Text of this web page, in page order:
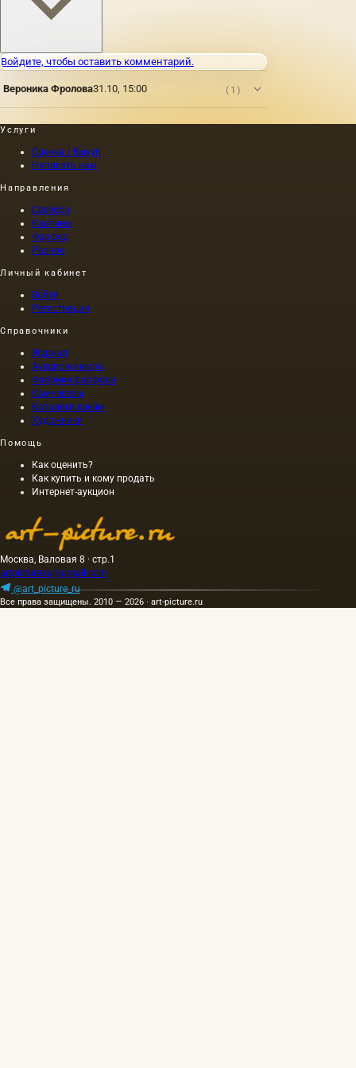
Войдите, чтобы оставить комментарий.
Вероника Фролова31.10, 15:00 (1)
Услуги
Оценка / Выкуп
Написать нам
Направления
Серебро
Картины
Фарфор
Разное
Личный кабинет
Войти
Регистрация
Справочники
Журнал
Аукционы мира
Фабрики фарфора
Камнерезы
Каталоги клейм
Художники
Помощь
Как оценить?
Как купить и кому продать
Интернет-аукцион
Москва, Валовая 8 · стр.1
artpicture.ru@gmail.com
@art_picture_ru
Все права защищены. 2010 — 2026 · art-picture.ru